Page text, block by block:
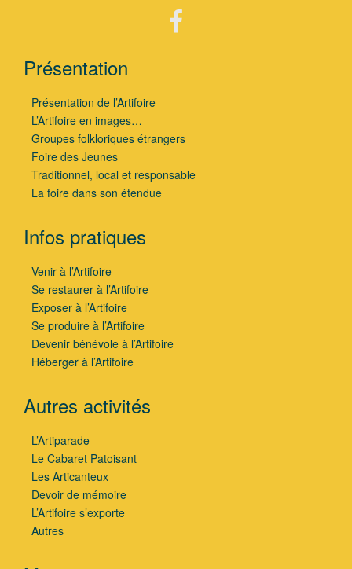
Présentation
Présentation de l’Artifoire
L’Artifoire en images…
Groupes folkloriques étrangers
Foire des Jeunes
Traditionnel, local et responsable
La foire dans son étendue
Infos pratiques
Venir à l’Artifoire
Se restaurer à l’Artifoire
Exposer à l’Artifoire
Se produire à l’Artifoire
Devenir bénévole à l’Artifoire
Héberger à l’Artifoire
Autres activités
L’Artiparade
Le Cabaret Patoisant
Les Articanteux
Devoir de mémoire
L’Artifoire s’exporte
Autres